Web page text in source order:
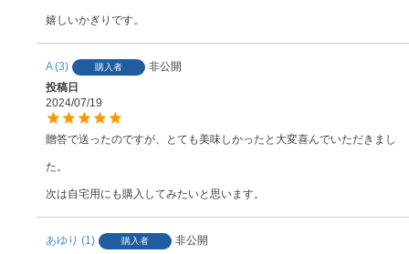
嬉しいかぎりです。
A 3 購入者
非公開
投稿日
2024/07/19
贈答で送ったのですが、とても美味しかったと大変喜んでいただきまし
た。
次は自宅用にも購入してみたいと思います。
あゆり 1 購入者
非公開